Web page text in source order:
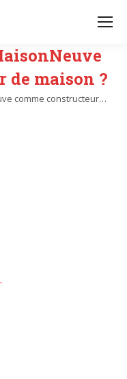
de maison ?
comme constructeur…